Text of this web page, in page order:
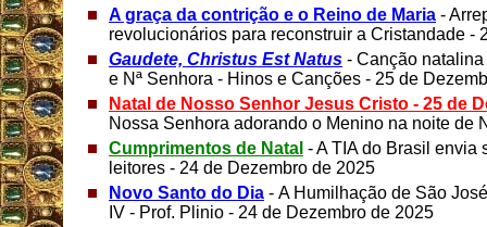
A graça da contrição e o Reino de Maria -
revolucionários para reconstruir a Cristandade -
Gaudete, Christus Est Natus - Canção
e Nª Senhora - Hinos e Canções - 25 de
Natal de Nosso Senhor Jesus Cristo - 25 de
Nossa Senhora adorando o Menino na noite de
Cumprimentos de Natal - A TIA do Brasil envia
leitores - 24 de Dezembro de 2025
Novo Santo do Dia - A Humilhação de São
IV - Prof. Plinio - 24 de Dezembro de 2025